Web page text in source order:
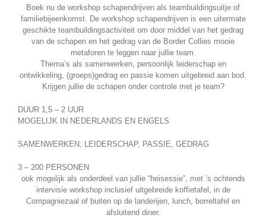
Boek nu de workshop schapendrijven als teambuildingsuitje of
familiebijeenkomst. De workshop schapendrijven is een uitermate
geschikte teambuildingsactiviteit om door middel van het gedrag
van de schapen en het gedrag van de Border Collies mooie
metaforen te leggen naar jullie team.
Thema’s als samenwerken, persoonlijk leiderschap en
ontwikkeling, (groeps)gedrag en passie komen uitgebreid aan bod.
Krijgen jullie de schapen onder controle met je team?
DUUR 1,5 – 2 UUR
MOGELIJK IN NEDERLANDS EN ENGELS
SAMENWERKEN, LEIDERSCHAP, PASSIE, GEDRAG
3 – 200 PERSONEN
ook mogelijk als onderdeel van jullie “heisessie”, met ’s ochtends
intervisie workshop inclusief uitgebreide koffietafel, in de
Compagniezaal of buiten op de landerijen, lunch, borreltafel en
afsluitend diner.